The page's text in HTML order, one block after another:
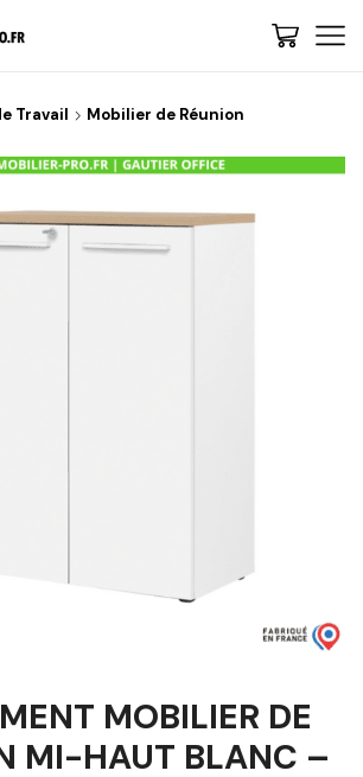
Travail Mobilier de Réunion
MOBILIER DE
MI-HAUT BLANC –